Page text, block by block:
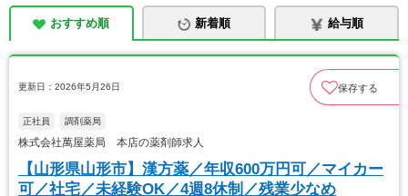
おすすめ順 新着順 給与順
更新日：2026年5月26日 保存する
正社員 調剤薬局
株式会社萬屋薬局 本店の薬剤師求人
【山形県山形市】漢方薬／年収600万円可／マイカー
可／社宅／未経験OK／4週8休制／残業少なめ